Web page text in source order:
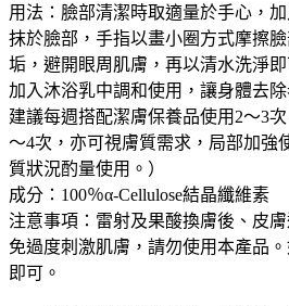
用法：臉部清潔時取適量於手心，
抹於臉部，手指以畫小圈方式摩擦
垢，避開眼周肌膚，再以清水洗淨
加入沐浴乳中調和使用，讓身體去
建議每週搭配潔膚保養品使用2～3
～4次，亦可視膚質需求，局部加強
質狀況酌量使用。）
成分：100％α-Cellulose結晶纖維素
注意事項：雷射及果酸換膚後、皮
免過度刺激肌膚，請勿使用本產品
即可。